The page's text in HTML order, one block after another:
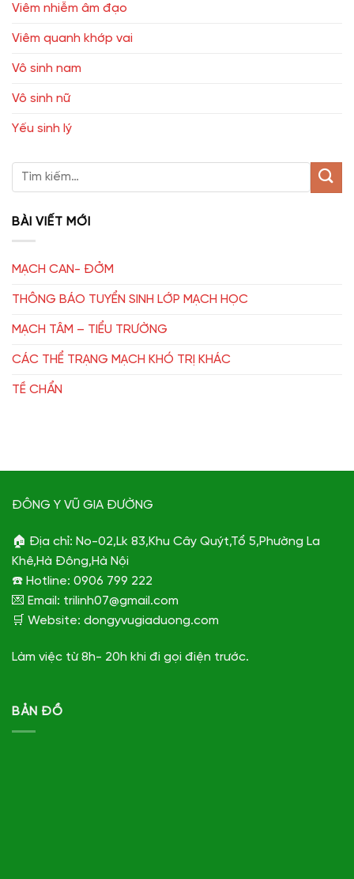
Viêm nhiễm âm đạo
Viêm quanh khớp vai
Vô sinh nam
Vô sinh nữ
Yếu sinh lý
BÀI VIẾT MỚI
MẠCH CAN- ĐỞM
THÔNG BÁO TUYỂN SINH LỚP MẠCH HỌC
MẠCH TÂM – TIỂU TRƯỜNG
CÁC THỂ TRẠNG MẠCH KHÓ TRỊ KHÁC
TỀ CHẨN
ĐÔNG Y VŨ GIA ĐƯỜNG
🏠 Địa chỉ: No-02,Lk 83,Khu Cây Quýt,Tổ 5,Phường La
Khê,Hà Đông,Hà Nội
☎️ Hotline: 0906 799 222
💌 Email: trilinh07@gmail.com
🛒 Website: dongyvugiaduong.com
Làm việc từ 8h- 20h khi đi gọi điện trước.
BẢN ĐỒ